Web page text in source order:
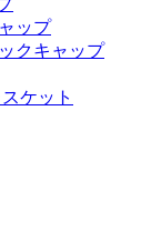
ップ
クキャップ
ケット